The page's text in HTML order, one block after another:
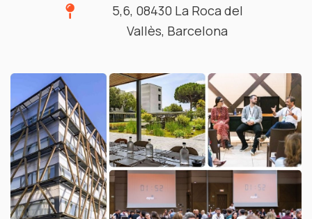
5,6, 08430 La Roca del
Vallès, Barcelona